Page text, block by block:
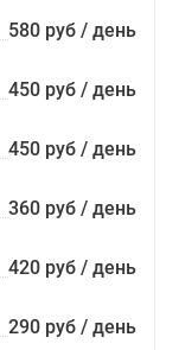
580 руб / день
450 руб / день
450 руб / день
360 руб / день
420 руб / день
290 руб / день